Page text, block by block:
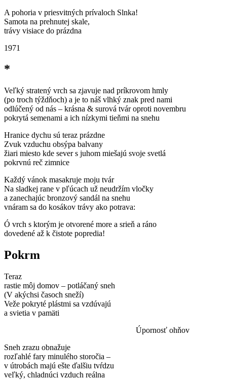
A pohoria v priesvitných prívaloch Slnka!
Samota na prehnutej skale,
trávy visiace do prázdna
1971
*
Veľký stratený vrch sa zjavuje nad príkrovom hmly
(po troch týždňoch) a je to náš vlhký znak pred nami
odlúčený od nás – krásna & surová tvár oproti novembru
pokrytá semenami a ich nízkymi tieňmi na snehu
Hranice dychu sú teraz prázdne
Zvuk vzduchu obsýpa balvany
žiari miesto kde sever s juhom miešajú svoje svetlá
pokrvnú reč zimnice
Každý vánok masakruje moju tvár
Na sladkej rane v pľúcach už neudržím vločky
a zanechajúc bronzový sandál na snehu
vnáram sa do kosákov trávy ako potrava:
Ó vrch s ktorým je otvorené more a srieň a ráno
dovedené až k čistote popredia!
Pokrm
Teraz
rastie môj domov – potláčaný sneh
(V akýchsi časoch sneží)
Veže pokryté plástmi sa vzdúvajú
a svietia v pamäti
Úpornosť ohňov
Sneh zrazu obnažuje
rozľahlé fary minulého storočia –
v útrobách majú ešte ďalšiu tvŕdzu
veľký, chladnúci vzduch reálna